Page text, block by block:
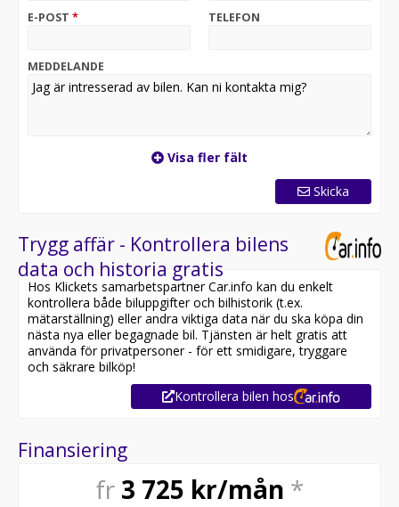
Parkeringssensor fram/bak
VÄNLIGEN HÅLL UTKIK PÅ ER SKRÄPPOST VID
MEJLKONTAKT EFTERSOM
VI UPPLEVER TEKNISKT PROBLEM FÖR TILLFÄLLET!
förlängd garanti, Hos oss får du hjälp med lån till ditt
bilköp, vår erfarna personal hjälper er att hitta rätt
Självklart hjälper vi dig med din inbytesbil och löser din
nuvarande restskuld, . Vi tar nästan alla inbyten
Kontakta en säljare för mer info...
Varmt välkommen till oss på MotorKompaniet AB
E-POST * TELEFON
MEDDELANDE
Visa fler fält
Skicka
Trygg affär - Kontrollera bilens
data och historia gratis
Hos Klickets samarbetspartner Car.info kan du enkelt
kontrollera både biluppgifter och bilhistorik (t.ex.
mätarställning) eller andra viktiga data när du ska köpa din
nästa nya eller begagnade bil. Tjänsten är helt gratis att
använda för privatpersoner - för ett smidigare, tryggare
och säkrare bilköp!
Kontrollera bilen hos
Finansiering
fr 3 725 kr/mån *